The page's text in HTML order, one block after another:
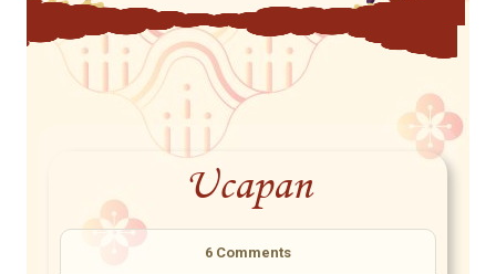
Ucapan
6 Comments